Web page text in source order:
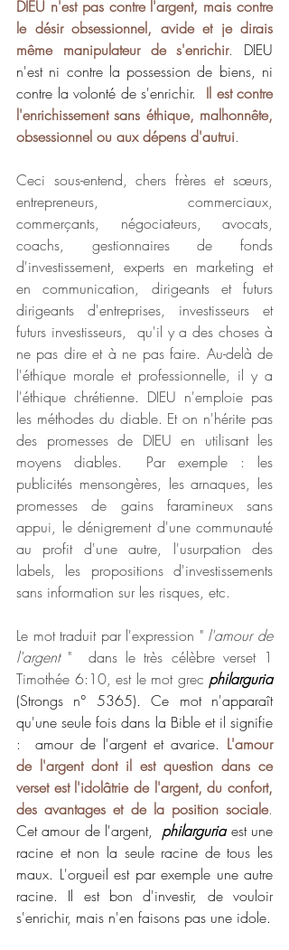
DIEU n'est pas contre l'argent, mais contre
le désir obsessionnel, avide et je dirais
même manipulateur de s'enrichir. DIEU
n'est ni contre la possession de biens, ni
contre la volonté de s'enrichir. Il est contre
l'enrichissement sans éthique, malhonnête,
obsessionnel ou aux dépens d'autrui.
Ceci sous-entend, chers frères et sœurs,
entrepreneurs, commerciaux,
commerçants, négociateurs, avocats,
coachs, gestionnaires de fonds
d'investissement, experts en marketing et
en communication, dirigeants et futurs
dirigeants d'entreprises, investisseurs et
futurs investisseurs,  qu'il y a des choses à
ne pas dire et à ne pas faire. Au-delà de
l'éthique morale et professionnelle, il y a
l'éthique chrétienne. DIEU n'emploie pas
les méthodes du diable. Et on n'hérite pas
des promesses de DIEU en utilisant les
moyens diables.  Par exemple : les
publicités mensongères, les arnaques, les
promesses de gains faramineux sans
appui, le dénigrement d'une communauté
au profit d'une autre, l'usurpation des
labels, les propositions d'investissements
sans information sur les risques, etc.
Le mot traduit par l'expression " l'amour de
l'argent "  dans le très célèbre verset 1
Timothée 6:10, est le mot grec philarguria
(Strongs n° 5365). Ce mot n'apparaît
qu'une seule fois dans la Bible et il signifie
:  amour de l'argent et avarice. L'amour
de l'argent dont il est question dans ce
verset est l'idolâtrie de l'argent, du confort,
des avantages et de la position sociale.
Cet amour de l'argent, philarguria est une
racine et non la seule racine de tous les
maux. L'orgueil est par exemple une autre
racine. Il est bon d'investir, de vouloir